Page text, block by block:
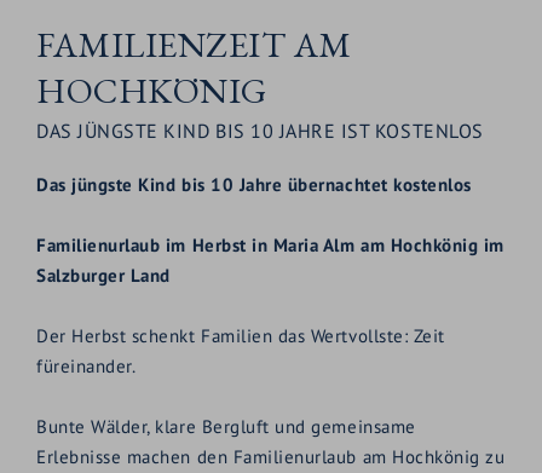
FAMILIENZEIT AM
HOCHKÖNIG
DAS JÜNGSTE KIND BIS 10 JAHRE IST KOSTENLOS
Das jüngste Kind bis 10 Jahre übernachtet kostenlos
Familienurlaub im Herbst in Maria Alm am Hochkönig im
Salzburger Land
Der Herbst schenkt Familien das Wertvollste: Zeit
füreinander.
Bunte Wälder, klare Bergluft und gemeinsame
Erlebnisse machen den Familienurlaub am Hochkönig zu